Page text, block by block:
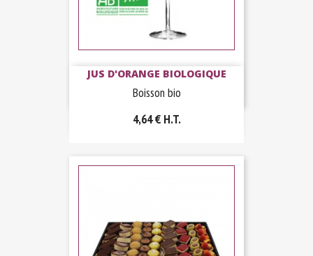
JUS D'ORANGE BIOLOGIQUE
Boisson bio
4,64 € H.T.